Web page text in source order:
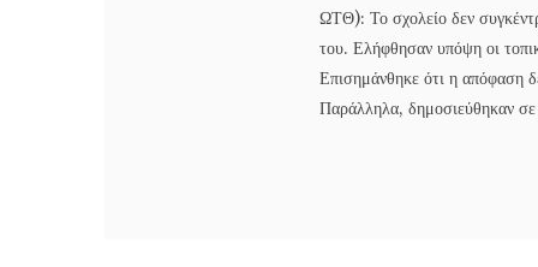
ΩΤΘ): Το σχολείο δεν
του. Ελήφθησαν υπόψη οι
Επισημάνθηκε ότι η απόφαση
Παράλληλα, δημοσιεύθηκαν